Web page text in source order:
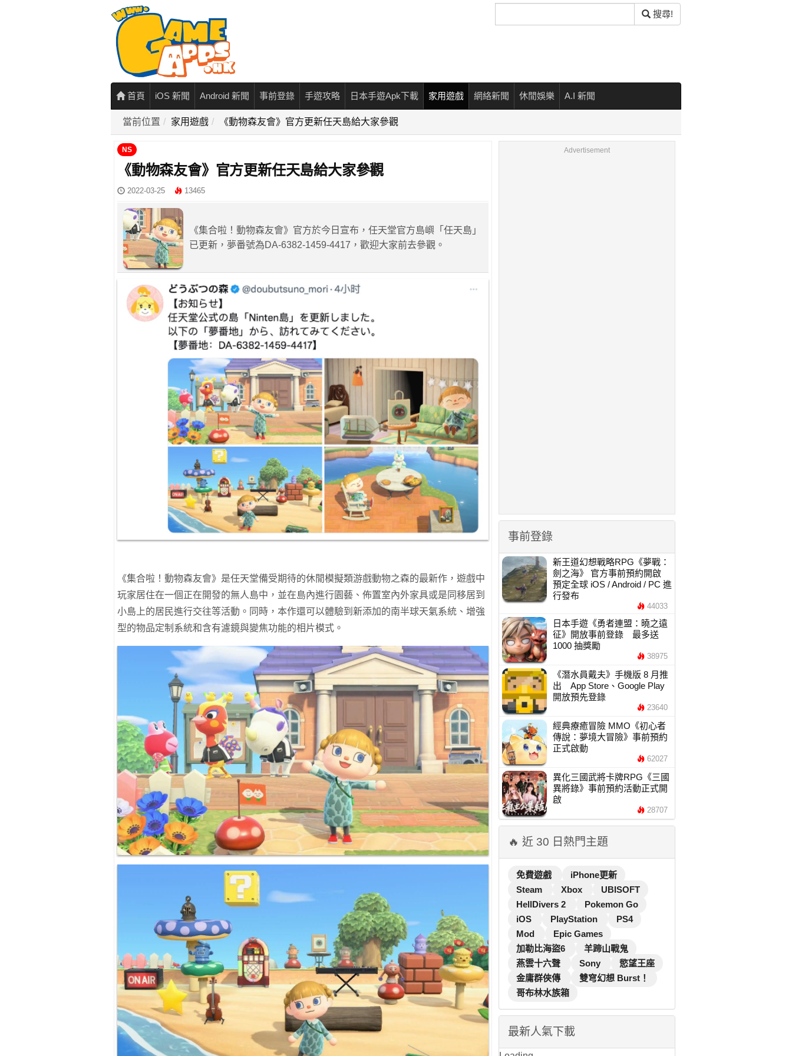
尋
搜尋!
首頁 iOS 新聞 Android 新聞 事前登錄 手遊攻略 日本手遊Apk下載 家用遊戲 網絡新聞 休閒娛樂 A.I 新聞
當前位置 家用遊戲 《動物森友會》官方更新任天島給大家參觀
NS
《動物森友會》官方更新任天島給大家參觀
2022-03-25 13465
《集合啦！動物森友會》官方於今日宣布，任天堂官方島嶼「任天島」
已更新，夢番號為DA-6382-1459-4417，歡迎大家前去參觀。
《集合啦！動物森友會》是任天堂備受期待的休閒模擬類游戲動物之森的最新作，遊戲中
玩家居住在一個正在開發的無人島中，並在島內進行園藝、佈置室內外家具或是同移居到
小島上的居民進行交往等活動。同時，本作還可以體驗到新添加的南半球天氣系統、增強
型的物品定制系統和含有濾鏡與變焦功能的相片模式。
Advertisement
事前登錄
新王道幻想戰略RPG《夢戰：
劍之海》 官方事前預約開啟
預定全球 iOS / Android / PC 進
行發布
44033
日本手遊《勇者連盟：曉之遠
征》開放事前登錄 最多送
1000 抽獎勵
38975
《潛水員戴夫》手機版 8 月推
出 App Store、Google Play
開放預先登錄
23640
經典療癒冒險 MMO《初心者
傳說：夢境大冒險》事前預約
正式啟動
62027
異化三國武將卡牌RPG《三國
異將錄》事前預約活動正式開
啟
28707
🔥 近 30 日熱門主題
免費遊戲
iPhone更新
Steam
Xbox
UBISOFT
HellDivers 2
Pokemon Go
iOS
PlayStation
PS4
Mod
Epic Games
加勒比海盜6
羊蹄山戰鬼
燕雲十六聲
Sony
慾望王座
金庸群俠傳
雙穹幻想 Burst！
哥布林水族箱
最新人氣下載